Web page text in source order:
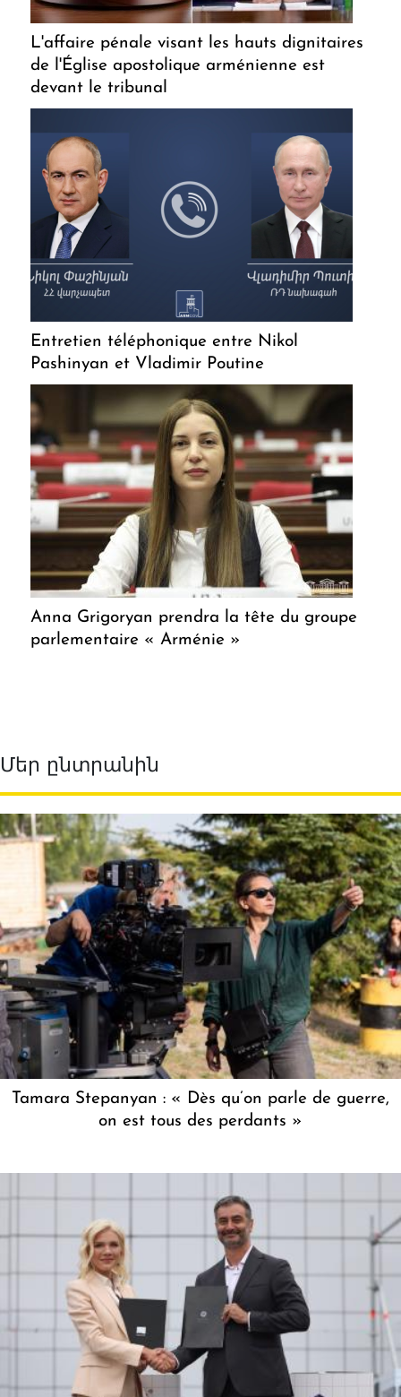
L'affaire pénale visant les hauts dignitaires
de l'Église apostolique arménienne est
devant le tribunal
Entretien téléphonique entre Nikol
Pashinyan et Vladimir Poutine
Anna Grigoryan prendra la tête du groupe
parlementaire « Arménie »
Մեր ընտրանին
Tamara Stepanyan : « Dès qu’on parle de guerre,
on est tous des perdants »